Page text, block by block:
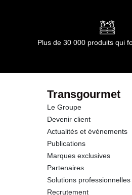
dont Acides gras saturés
dont Sucres
Fibres
Protéines
Plus de 30 000 produits qui
Transgourmet
Le Groupe
Devenir client
Actualités et événements
Publications
Marques exclusives
Partenaires
Solutions professionnelles
Recrutement